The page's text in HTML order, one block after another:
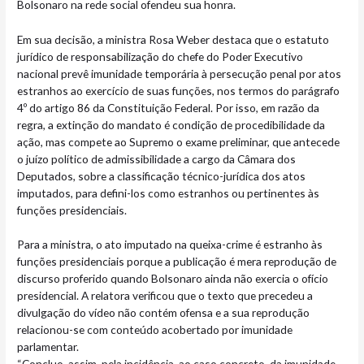
Bolsonaro na rede social ofendeu sua honra.
Em sua decisão, a ministra Rosa Weber destaca que o estatuto
jurídico de responsabilização do chefe do Poder Executivo
nacional prevê imunidade temporária à persecução penal por atos
estranhos ao exercício de suas funções, nos termos do parágrafo
4º do artigo 86 da Constituição Federal. Por isso, em razão da
regra, a extinção do mandato é condição de procedibilidade da
ação, mas compete ao Supremo o exame preliminar, que antecede
o juízo político de admissibilidade a cargo da Câmara dos
Deputados, sobre a classificação técnico-jurídica dos atos
imputados, para defini-los como estranhos ou pertinentes às
funções presidenciais.
Para a ministra, o ato imputado na queixa-crime é estranho às
funções presidenciais porque a publicação é mera reprodução de
discurso proferido quando Bolsonaro ainda não exercia o ofício
presidencial. A relatora verificou que o texto que precedeu a
divulgação do vídeo não contém ofensa e a sua reprodução
relacionou-se com conteúdo acobertado por imunidade
parlamentar.